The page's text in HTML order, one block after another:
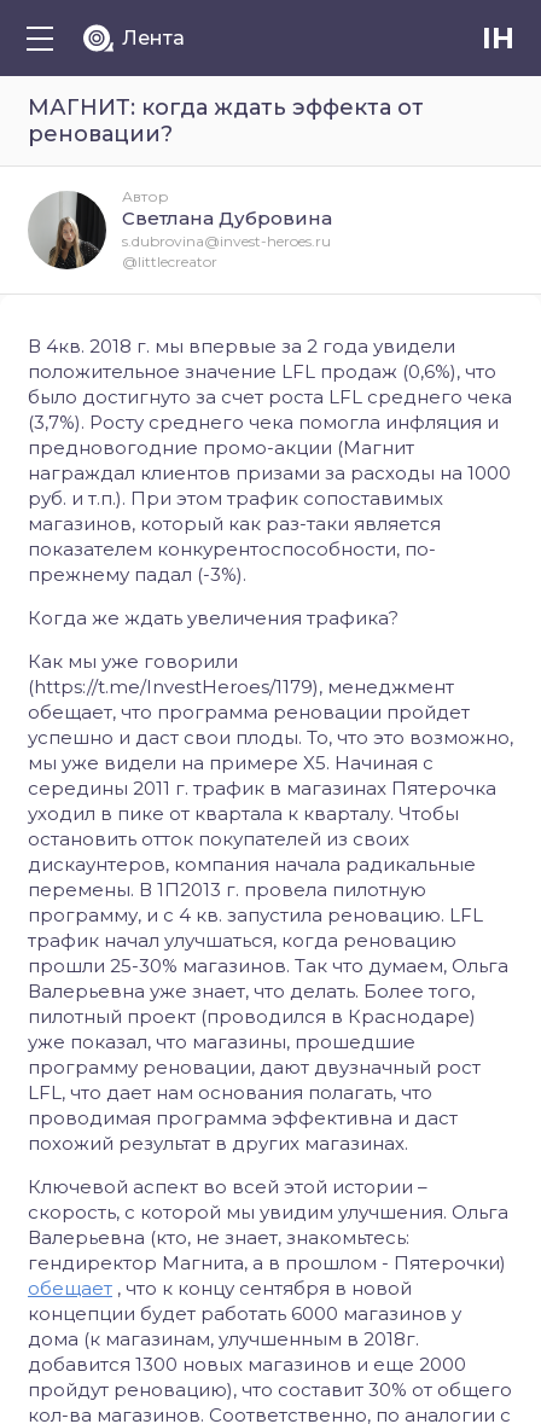
Лента IH
МАГНИТ: когда ждать эффекта от
реновации?
В 4кв. 2018 г. мы впервые за 2 года увидели
положительное значение LFL продаж (0,6%), что
было достигнуто за счет роста LFL среднего чека
(3,7%). Росту среднего чека помогла инфляция и
предновогодние промо-акции (Магнит
награждал клиентов призами за расходы на 1000
руб. и т.п.). При этом трафик сопоставимых
магазинов, который как раз-таки является
показателем конкурентоспособности, по-
прежнему падал (-3%).
Когда же ждать увеличения трафика?
Как мы уже говорили
(https://t.me/InvestHeroes/1179), менеджмент
обещает, что программа реновации пройдет
успешно и даст свои плоды. То, что это возможно,
мы уже видели на примере X5. Начиная с
середины 2011 г. трафик в магазинах Пятерочка
уходил в пике от квартала к кварталу. Чтобы
остановить отток покупателей из своих
дискаунтеров, компания начала радикальные
перемены. В 1П2013 г. провела пилотную
программу, и с 4 кв. запустила реновацию. LFL
трафик начал улучшаться, когда реновацию
прошли 25-30% магазинов. Так что думаем, Ольга
Валерьевна уже знает, что делать. Более того,
пилотный проект (проводился в Краснодаре)
уже показал, что магазины, прошедшие
программу реновации, дают двузначный рост
LFL, что дает нам основания полагать, что
проводимая программа эффективна и даст
похожий результат в других магазинах.
Ключевой аспект во всей этой истории –
скорость, с которой мы увидим улучшения. Ольга
Валерьевна (кто, не знает, знакомьтесь:
гендиректор Магнита, а в прошлом - Пятерочки)
обещает , что к концу сентября в новой
концепции будет работать 6000 магазинов у
дома (к магазинам, улучшенным в 2018г.
добавится 1300 новых магазинов и еще 2000
пройдут реновацию), что составит 30% от общего
кол-ва магазинов. Соответственно, по аналогии с
Автор
Светлана Дубровина
s.dubrovina@invest-heroes.ru
@littlecreator